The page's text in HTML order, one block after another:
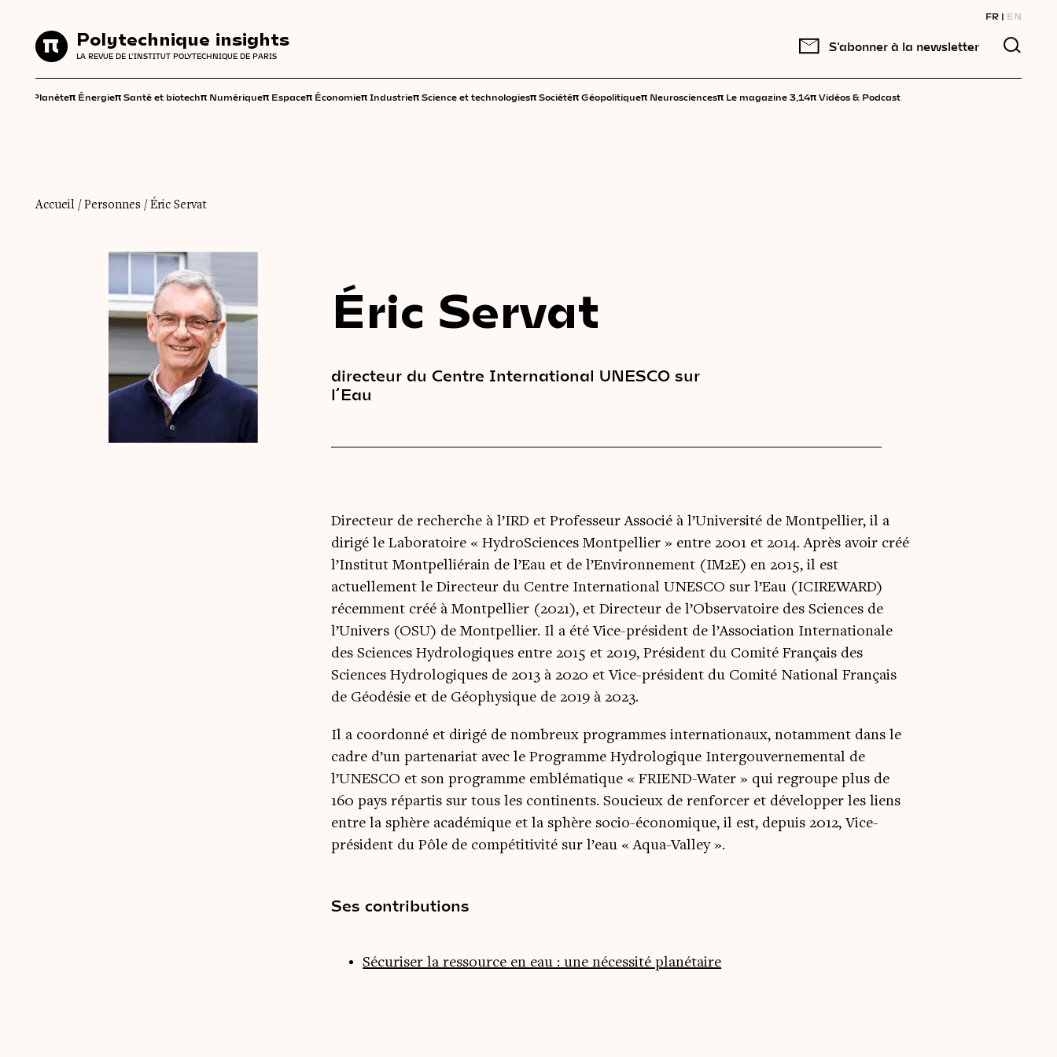
FR EN
Polytechnique insights
LA REVUE DE L'INSTITUT POLYTECHNIQUE DE PARIS
S'abonner à la newsletter
Planèteπ Énergieπ Santé et biotechπ Numériqueπ Espaceπ Économieπ Industrieπ Science et technologiesπ Sociétéπ Géopolitiqueπ Neurosciencesπ Le magazine 3,14π Vidéos & Podcast
Polytechnique insights
LA REVUE DE L'INSTITUT POLYTECHNIQUE DE PARIS
Accueil / Personnes / Éric Servat
Éric Servat
directeur du Centre International UNESCO sur
l’Eau
Directeur de recherche à l’IRD et Professeur Associé à l’Université de Montpellier, il a
dirigé le Laboratoire « HydroSciences Montpellier » entre 2001 et 2014. Après avoir créé
l’Institut Montpelliérain de l’Eau et de l’Environnement (IM2E) en 2015, il est
actuellement le Directeur du Centre International UNESCO sur l’Eau (ICIREWARD)
récemment créé à Montpellier (2021), et Directeur de l’Observatoire des Sciences de
l’Univers (OSU) de Montpellier. Il a été Vice-président de l’Association Internationale
des Sciences Hydrologiques entre 2015 et 2019, Président du Comité Français des
Sciences Hydrologiques de 2013 à 2020 et Vice-président du Comité National Français
de Géodésie et de Géophysique de 2019 à 2023.
Il a coordonné et dirigé de nombreux programmes internationaux, notamment dans le
cadre d’un partenariat avec le Programme Hydrologique Intergouvernemental de
l’UNESCO et son programme emblématique « FRIEND-Water » qui regroupe plus de
160 pays répartis sur tous les continents. Soucieux de renforcer et développer les liens
entre la sphère académique et la sphère socio-économique, il est, depuis 2012, Vice-
président du Pôle de compétitivité sur l’eau « Aqua-Valley ».
Ses contributions
Sécuriser la ressource en eau : une nécessité planétaire